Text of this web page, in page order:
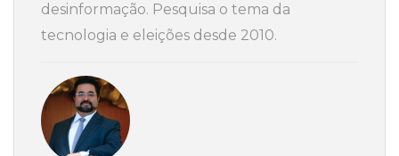
desinformação. Pesquisa o tema da
tecnologia e eleições desde 2010.